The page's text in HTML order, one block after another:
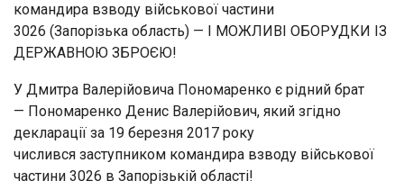
командира взводу військової частини
3026 (Запорізька область) — І МОЖЛИВІ ОБОРУДКИ ІЗ
ДЕРЖАВНОЮ ЗБРОЄЮ!
У Дмитра Валерійовича Пономаренко є рідний брат
— Пономаренко Денис Валерійович, який згідно
декларації за 19 березня 2017 року
числився заступником командира взводу військової
частини 3026 в Запорізькій області!